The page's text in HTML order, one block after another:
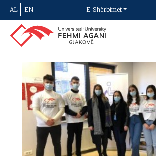
AL EN E-Shërbimet